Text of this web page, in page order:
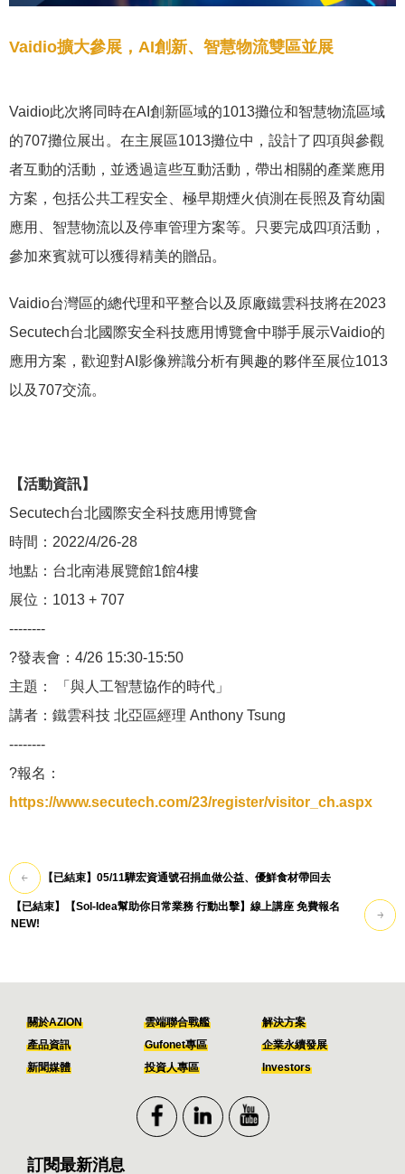
Vaidio擴大參展，AI創新、智慧物流雙區並展
Vaidio此次將同時在AI創新區域的1013攤位和智慧物流區域
的707攤位展出。在主展區1013攤位中，設計了四項與參觀
者互動的活動，並透過這些互動活動，帶出相關的產業應用
方案，包括公共工程安全、極早期煙火偵測在長照及育幼園
應用、智慧物流以及停車管理方案等。只要完成四項活動，
參加來賓就可以獲得精美的贈品。
Vaidio台灣區的總代理和平整合以及原廠鐵雲科技將在2023
Secutech台北國際安全科技應用博覽會中聯手展示Vaidio的
應用方案，歡迎對AI影像辨識分析有興趣的夥伴至展位1013
以及707交流。
【活動資訊】
Secutech台北國際安全科技應用博覽會
時間：2022/4/26-28
地點：台北南港展覽館1館4樓
展位：1013 + 707
--------
?發表會：4/26 15:30-15:50
主題： 「與人工智慧協作的時代」
講者：鐵雲科技 北亞區經理 Anthony Tsung
--------
?報名：
https://www.secutech.com/23/register/visitor_ch.aspx
【已結束】05/11驊宏資通號召捐血做公益、優鮮食材帶回去
【已結束】【Sol-Idea幫助你日常業務 行動出擊】線上講座 免費報名
NEW!
關於AZION 雲端聯合戰艦
解決方案
產品資訊
Gufonet專區
企業永續發展
新聞媒體
投資人專區 Investors
訂閱最新消息